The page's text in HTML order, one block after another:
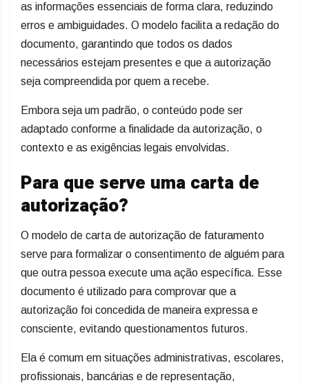
as informações essenciais de forma clara, reduzindo
erros e ambiguidades. O modelo facilita a redação do
documento, garantindo que todos os dados
necessários estejam presentes e que a autorização
seja compreendida por quem a recebe.
Embora seja um padrão, o conteúdo pode ser
adaptado conforme a finalidade da autorização, o
contexto e as exigências legais envolvidas.
Para que serve uma carta de
autorização?
O modelo de carta de autorização de faturamento
serve para formalizar o consentimento de alguém para
que outra pessoa execute uma ação específica. Esse
documento é utilizado para comprovar que a
autorização foi concedida de maneira expressa e
consciente, evitando questionamentos futuros.
Ela é comum em situações administrativas, escolares,
profissionais, bancárias e de representação,